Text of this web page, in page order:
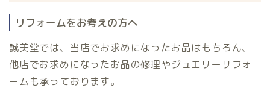
リフォームをお考えの方へ
誠美堂では、当店でお求めになったお品はもちろん、
他店でお求めになったお品の修理やジュエリーリフォ
ームも承っております。